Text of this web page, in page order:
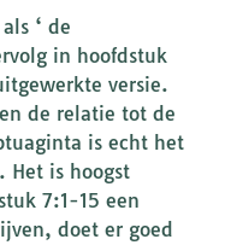
‘ de
in hoofdstuk
versie.
de relatie tot de
is echt het
Het is hoogst
7:1-15 een
doet er goed